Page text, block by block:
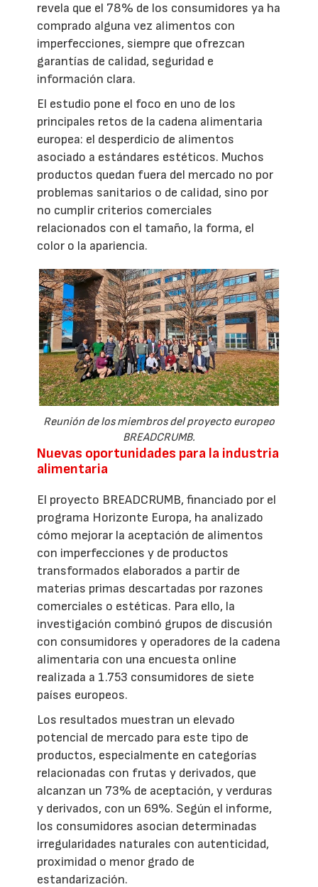
revela que el 78% de los consumidores ya ha
comprado alguna vez alimentos con
imperfecciones, siempre que ofrezcan
garantías de calidad, seguridad e
información clara.
El estudio pone el foco en uno de los
principales retos de la cadena alimentaria
europea: el desperdicio de alimentos
asociado a estándares estéticos. Muchos
productos quedan fuera del mercado no por
problemas sanitarios o de calidad, sino por
no cumplir criterios comerciales
relacionados con el tamaño, la forma, el
color o la apariencia.
Reunión de los miembros del proyecto europeo
BREADCRUMB.
Nuevas oportunidades para la industria
alimentaria
El proyecto BREADCRUMB, financiado por el
programa Horizonte Europa, ha analizado
cómo mejorar la aceptación de alimentos
con imperfecciones y de productos
transformados elaborados a partir de
materias primas descartadas por razones
comerciales o estéticas. Para ello, la
investigación combinó grupos de discusión
con consumidores y operadores de la cadena
alimentaria con una encuesta online
realizada a 1.753 consumidores de siete
países europeos.
Los resultados muestran un elevado
potencial de mercado para este tipo de
productos, especialmente en categorías
relacionadas con frutas y derivados, que
alcanzan un 73% de aceptación, y verduras
y derivados, con un 69%. Según el informe,
los consumidores asocian determinadas
irregularidades naturales con autenticidad,
proximidad o menor grado de
estandarización.